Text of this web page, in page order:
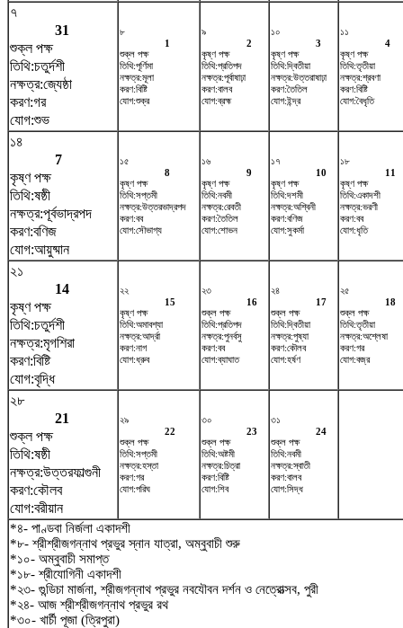
৭
31
শুক্ল পক্ষ
তিথি:চতুর্দশী
নক্ষত্র:জ্যেষ্ঠা
করণ:গর
যোগ:শুভ
৮
1
শুক্ল পক্ষ
তিথি:পূর্ণিমা
নক্ষত্র:মূলা
করণ:বিষ্টি
যোগ:শুক্র
৯
2
কৃষ্ণ পক্ষ
তিথি:প্রতিপদ
নক্ষত্র:পূর্বাষাঢ়া
করণ:বালব
যোগ:ব্রহ্ম
১০
3
কৃষ্ণ পক্ষ
তিথি:দ্বিতীয়া
নক্ষত্র:উত্তরাষাঢ়া
করণ:তৈতিল
যোগ:ইন্দ্র
১১
4
কৃষ্ণ পক্ষ
তিথি:তৃতীয়া
নক্ষত্র:শ্রবণা
করণ:বিষ্টি
যোগ:বৈধৃতি
১৪
7
কৃষ্ণ পক্ষ
তিথি:ষষ্ঠী
নক্ষত্র:পূর্বভাদ্রপদ
করণ:বণিজ
যোগ:আয়ুষ্মান
১৫
8
কৃষ্ণ পক্ষ
তিথি:সপ্তমী
নক্ষত্র:উত্তরভাদ্রপদ
করণ:বব
যোগ:সৌভাগ্য
১৬
9
কৃষ্ণ পক্ষ
তিথি:নবমী
নক্ষত্র:রেবতী
করণ:তৈতিল
যোগ:শোভন
১৭
10
কৃষ্ণ পক্ষ
তিথি:দশমী
নক্ষত্র:অশ্বিনী
করণ:বণিজ
যোগ:সুকর্মা
১৮
11
কৃষ্ণ পক্ষ
তিথি:একাদশী
নক্ষত্র:ভরণী
করণ:বব
যোগ:ধৃতি
২১
14
কৃষ্ণ পক্ষ
তিথি:চতুর্দশী
নক্ষত্র:মৃগশিরা
করণ:বিষ্টি
যোগ:বৃদ্ধি
২২
15
কৃষ্ণ পক্ষ
তিথি:অমাবশ্যা
নক্ষত্র:আর্দ্রা
করণ:নাগ
যোগ:ধ্রুব
২৩
16
শুক্ল পক্ষ
তিথি:প্রতিপদ
নক্ষত্র:পুনর্বসু
করণ:বব
যোগ:ব্যাঘাত
২৪
17
শুক্ল পক্ষ
তিথি:দ্বিতীয়া
নক্ষত্র:পুষ্যা
করণ:কৌলব
যোগ:হর্ষণ
২৫
18
শুক্ল পক্ষ
তিথি:তৃতীয়া
নক্ষত্র:অশ্লেষা
করণ:গর
যোগ:বজ্র
২৮
21
শুক্ল পক্ষ
তিথি:ষষ্ঠী
নক্ষত্র:উত্তরফাল্গুনী
করণ:কৌলব
যোগ:বরীয়ান
২৯
22
শুক্ল পক্ষ
তিথি:সপ্তমী
নক্ষত্র:হস্তা
করণ:গর
যোগ:পরিঘ
৩০
23
শুক্ল পক্ষ
তিথি:অষ্টমী
নক্ষত্র:চিত্রা
করণ:বিষ্টি
যোগ:শিব
৩১
24
শুক্ল পক্ষ
তিথি:নবমী
নক্ষত্র:স্বাতী
করণ:বালব
যোগ:সিদ্ধ
*৪- পাণ্ডবা নির্জলা একাদশী
*৮- শ্রীশ্রীজগন্নাথ প্রভুর স্নান যাত্রা, অম্বুবাচী শুরু
*১০- অম্বুবাচী সমাপ্ত
*১৮- শ্রীযোগিনী একাদশী
*২৩- গুন্ডিচা মার্জনা, শ্রীজগন্নাথ প্রভুর নবযৌবন দর্শন ও নেত্রোত্সব, পুরী
*২৪- আজ শ্রীশ্রীজগন্নাথ প্রভুর রথ
*৩০- খার্চী পূজা (ত্রিপুরা)